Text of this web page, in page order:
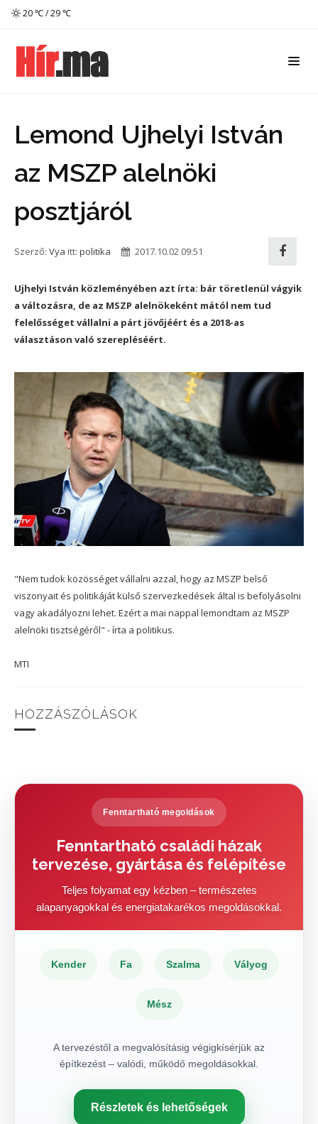
20 ℃ / 29 ℃
Lemond Ujhelyi István
az MSZP alelnöki
posztjáról
Szerző: Vya itt: politika 2017.10.02 09:51
Ujhelyi István közleményében azt írta: bár töretlenül vágyik
a változásra, de az MSZP alelnökeként mától nem tud
felelősséget vállalni a párt jövőjéért és a 2018-as
választáson való szerepléséért.
"Nem tudok közösséget vállalni azzal, hogy az MSZP belső
viszonyait és politikáját külső szervezkedések által is befolyásolni
vagy akadályozni lehet. Ezért a mai nappal lemondtam az MSZP
alelnöki tisztségéről" - írta a politikus.
MTI
HOZZÁSZÓLÁSOK
Fenntartható megoldások
Fenntartható családi házak
tervezése, gyártása és felépítése
Teljes folyamat egy kézben – természetes
alapanyagokkal és energiatakarékos megoldásokkal.
Kender Fa Szalma Vályog
Mész
A tervezéstől a megvalósításig végigkísérjük az
építkezést – valódi, működő megoldásokkal.
Részletek és lehetőségek